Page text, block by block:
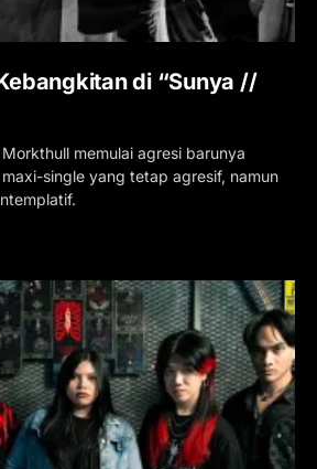
di “Sunya //
memulai agresi barunya
single yang tetap agresif, namun